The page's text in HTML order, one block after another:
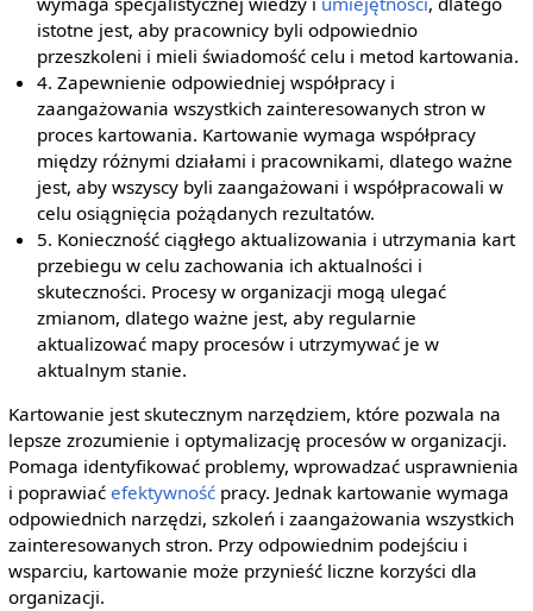
istotne jest, aby pracownicy byli odpowiednio
przeszkoleni i mieli świadomość celu i metod kartowania.
4. Zapewnienie odpowiedniej współpracy i
zaangażowania wszystkich zainteresowanych stron w
proces kartowania. Kartowanie wymaga współpracy
między różnymi działami i pracownikami, dlatego ważne
jest, aby wszyscy byli zaangażowani i współpracowali w
celu osiągnięcia pożądanych rezultatów.
5. Konieczność ciągłego aktualizowania i utrzymania kart
przebiegu w celu zachowania ich aktualności i
skuteczności. Procesy w organizacji mogą ulegać
zmianom, dlatego ważne jest, aby regularnie
aktualizować mapy procesów i utrzymywać je w
aktualnym stanie.
Kartowanie jest skutecznym narzędziem, które pozwala na
lepsze zrozumienie i optymalizację procesów w organizacji.
Pomaga identyfikować problemy, wprowadzać usprawnienia
i poprawiać efektywnośćpracy. Jednak kartowanie wymaga
odpowiednich narzędzi, szkoleń i zaangażowania wszystkich
zainteresowanych stron. Przy odpowiednim podejściu i
wsparciu, kartowanie może przynieść liczne korzyści dla
organizacji.